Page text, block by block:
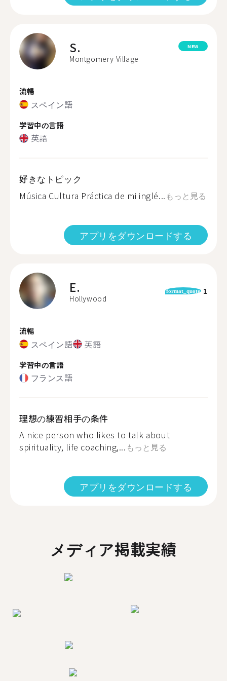
S.
Montgomery Village
NEW
流暢
スペイン語
学習中の言語
英語
好きなトピック
Música Cultura Práctica de mi inglé... もっと見る
アプリをダウンロードする
E.
Hollywood
format_quote 1
流暢
スペイン語 英語
学習中の言語
フランス語
理想の練習相手の条件
A nice person who likes to talk about
spirituality, life coaching,... もっと見る
アプリをダウンロードする
メディア掲載実績